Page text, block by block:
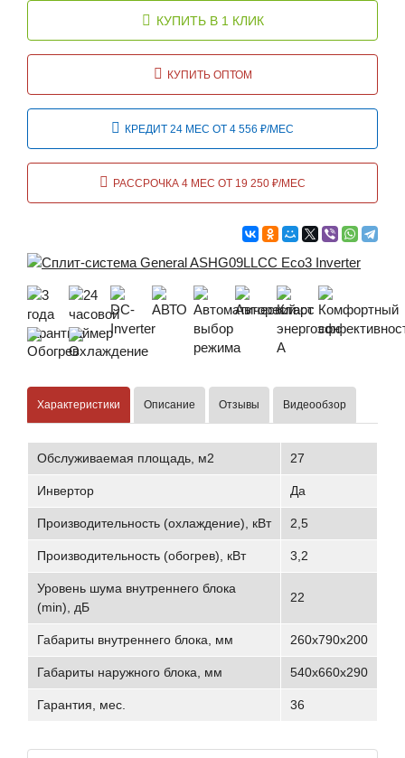
КУПИТЬ В 1 КЛИК
КУПИТЬ ОПТОМ
КРЕДИТ 24 МЕС ОТ 4 556 ₽/МЕС
РАССРОЧКА 4 МЕС ОТ 19 250 ₽/МЕС
Характеристики Описание Отзывы Видеообзор
Обслуживаемая площадь, м2 27
Инвертор Да
Производительность (охлаждение), кВт 2,5
Производительность (обогрев), кВт 3,2
Уровень шума внутреннего блока
(min), дБ
22
Габариты внутреннего блока, мм 260х790х200
Габариты наружного блока, мм 540x660x290
Гарантия, мес. 36